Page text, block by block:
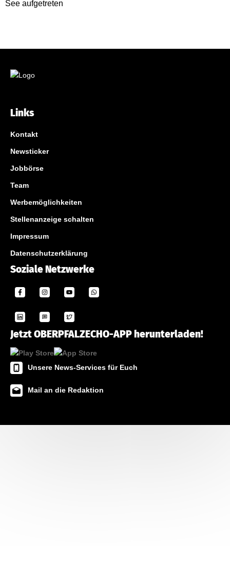
Links
Kontakt
Newsticker
Jobbörse
Team
Werbemöglichkeiten
Stellenanzeige schalten
Impressum
Datenschutzerklärung
Soziale Netzwerke
Jetzt OBERPFALZECHO-APP herunterladen!
Unsere News-Services für Euch
Mail an die Redaktion